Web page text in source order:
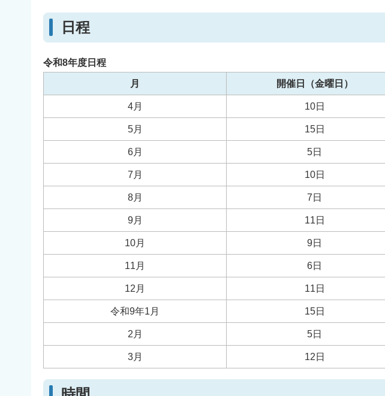
日程
令和8年度日程
月 開催日（金曜日）
4月 10日
5月 15日
6月 5日
7月 10日
8月 7日
9月 11日
10月 9日
11月 6日
12月 11日
令和9年1月 15日
2月 5日
3月 12日